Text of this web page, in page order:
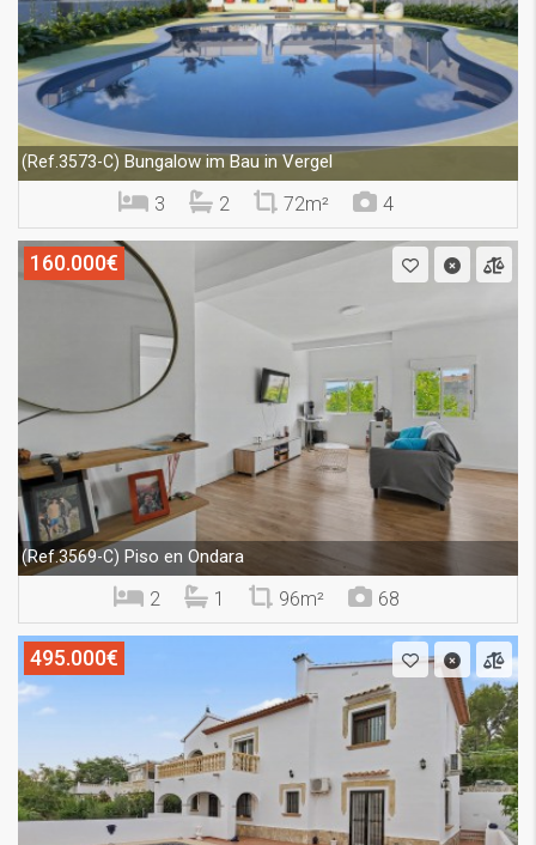
(Ref.3573-C) Bungalow im Bau in Vergel
3 2 72m² 4
160.000€
(Ref.3569-C) Piso en Ondara
2 1 96m² 68
495.000€